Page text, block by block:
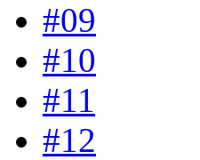
#09
#10
#11
#12